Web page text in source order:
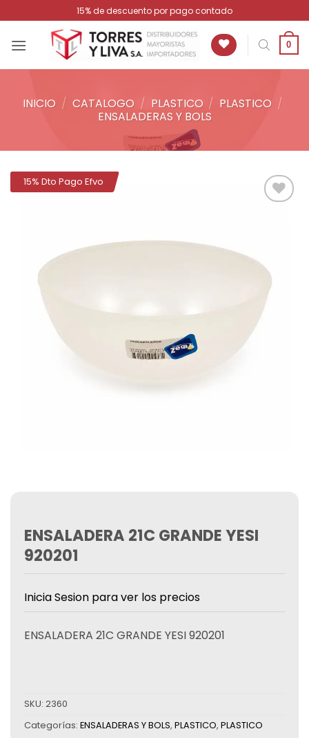
al
contenido
15% de descuento por pago contado
0
INICIO / CATALOGO / PLASTICO / PLASTICO /
ENSALADERAS Y BOLS
15% Dto Pago Efvo
ENSALADERA 21C GRANDE YESI
920201
Inicia Sesion para ver los precios
ENSALADERA 21C GRANDE YESI 920201
SKU: 2360
Categorías: ENSALADERAS Y BOLS, PLASTICO, PLASTICO